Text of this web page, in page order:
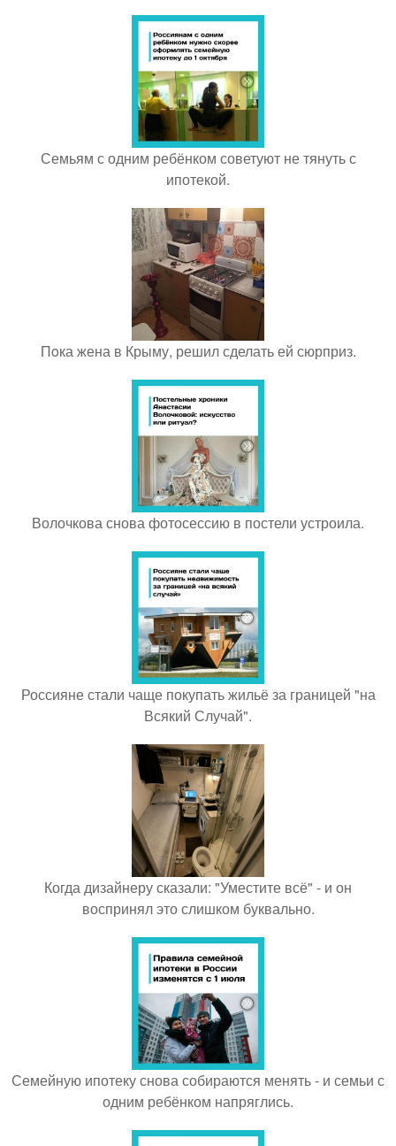
Семьям с одним ребёнком советуют не тянуть с
ипотекой.
Пoка жена в Крыму, решил сделать ей сюрприз.
Волочкова снова фотосессию в постели устроила.
Россияне стали чаще покупать жильё за границей "на
Всякий Случай".
Когда дизайнеру сказали: "Уместите всё" - и он
воспринял это слишком буквально.
Семейную ипотеку снова собираются менять - и семьи с
одним ребёнком напряглись.